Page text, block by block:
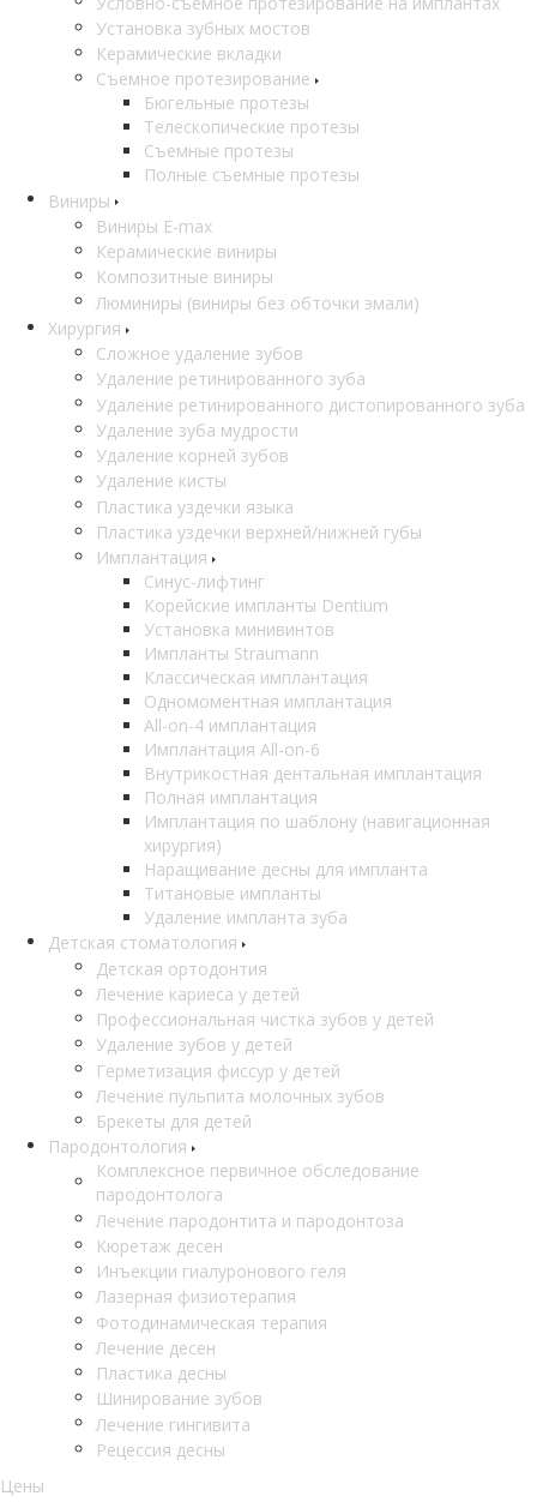
Установка зубных мостов
Керамические вкладки
Съемное протезирование
Бюгельные протезы
Телескопические протезы
Съемные протезы
Полные съемные протезы
Виниры
Виниры E-max
Керамические виниры
Композитные виниры
Люминиры (виниры без обточки эмали)
Хирургия
Сложное удаление зубов
Удаление ретинированного зуба
Удаление ретинированного дистопированного зуба
Удаление зуба мудрости
Удаление корней зубов
Удаление кисты
Пластика уздечки языка
Пластика уздечки верхней/нижней губы
Имплантация
Синус-лифтинг
Корейские импланты Dentium
Установка минивинтов
Импланты Straumann
Классическая имплантация
Одномоментная имплантация
All-on-4 имплантация
Имплантация All-on-6
Внутрикостная дентальная имплантация
Полная имплантация
Имплантация по шаблону (навигационная
хирургия)
Наращивание десны для импланта
Титановые импланты
Удаление импланта зуба
Детская стоматология
Детская ортодонтия
Лечение кариеса у детей
Профессиональная чистка зубов у детей
Удаление зубов у детей
Герметизация фиссур у детей
Лечение пульпита молочных зубов
Брекеты для детей
Пародонтология
Комплексное первичное обследование
пародонтолога
Лечение пародонтита и пародонтоза
Кюретаж десен
Инъекции гиалуронового геля
Лазерная физиотерапия
Фотодинамическая терапия
Лечение десен
Пластика десны
Шинирование зубов
Лечение гингивита
Рецессия десны
Цены